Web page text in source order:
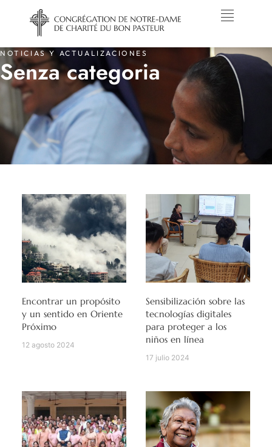
NOTICIAS Y ACTUALIZACIONES
Senza categoria
Encontrar un propósito
y un sentido en Oriente
Próximo
12 agosto 2024
Sensibilización sobre las
tecnologías digitales
para proteger a los
niños en línea
17 julio 2024